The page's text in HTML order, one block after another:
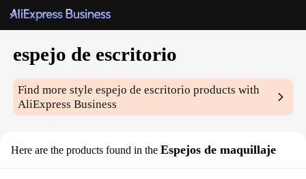
espejo de escritorio
Find more styleespejo de escritorio products with
AliExpress Business
Here are the products found in the Espejos de maquillaje